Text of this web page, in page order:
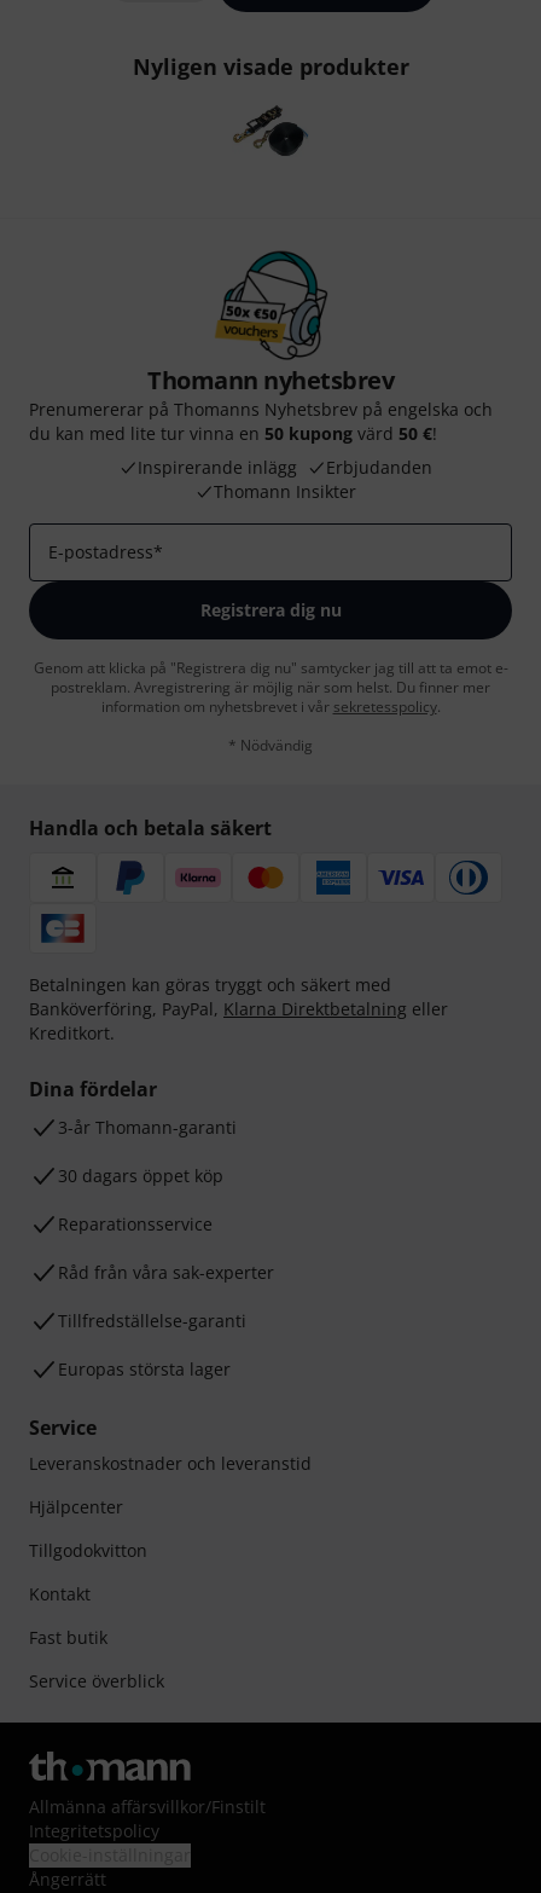
Nyligen visade produkter
Thomann nyhetsbrev
Prenumererar på Thomanns Nyhetsbrev på engelska och
du kan med lite tur vinna en 50 kupong värd 50 €!
Inspirerande inlägg
Erbjudanden
Thomann Insikter
E-postadress*
Registrera dig nu
Genom att klicka på "Registrera dig nu" samtycker jag till att ta emot e-
postreklam. Avregistrering är möjlig när som helst. Du finner mer
information om nyhetsbrevet i vår sekretesspolicy.
* Nödvändig
Handla och betala säkert
Betalningen kan göras tryggt och säkert med
Banköverföring, PayPal, Klarna Direktbetalning eller
Kreditkort.
Dina fördelar
3-år Thomann-garanti
30 dagars öppet köp
Reparationsservice
Råd från våra sak-experter
Tillfredställelse-garanti
Europas största lager
Service
Leveranskostnader och leveranstid
Hjälpcenter
Tillgodokvitton
Kontakt
Fast butik
Service överblick
Allmänna affärsvillkor/Finstilt
Integritetspolicy
Ångerrätt